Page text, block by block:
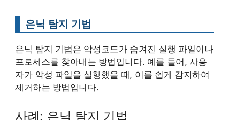
은닉 탐지 기법
은닉 탐지 기법은 악성코드가 숨겨진 실행 파일이나
프로세스를 찾아내는 방법입니다. 예를 들어, 사용
자가 악성 파일을 실행했을 때, 이를 쉽게 감지하여
제거하는 방법입니다.
사례: 은닉 탐지 기법